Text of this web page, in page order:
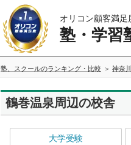
オリコン顧客満足
塾・学習
塾、スクールのランキング・比較 神奈
鶴巻温泉周辺の校舎
大学受験